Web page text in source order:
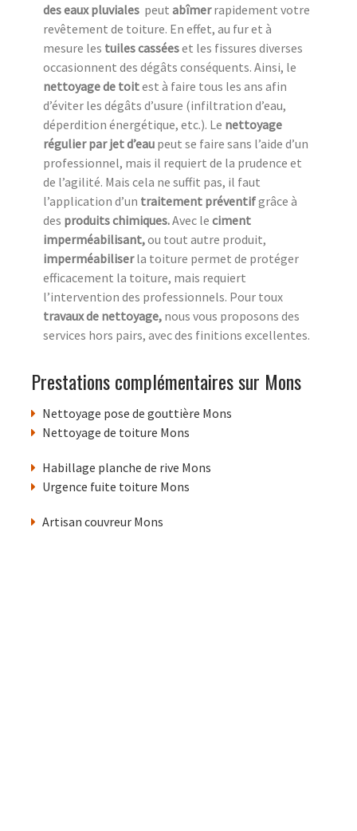
des eaux pluviales peut abîmerrapidement votre
revêtement de toiture. En effet, au fur et à
mesure les tuiles casséeset les fissures diverses
occasionnent des dégâts conséquents. Ainsi, le
nettoyage de toitest à faire tous les ans afin
d’éviter les dégâts d’usure (infiltration d’eau,
déperdition énergétique, etc.). Le nettoyage
régulier par jet d’eau peut se faire sans l’aide d’un
professionnel, mais il requiert de la prudence et
de l’agilité. Mais cela ne suffit pas, il faut
l’application d’un traitement préventifgrâce à
des produits chimiques.Avec le ciment
imperméabilisant,ou tout autre produit,
imperméabiliserla toiture permet de protéger
efficacement la toiture, mais requiert
l’intervention des professionnels. Pour toux
travaux de nettoyage, nous vous proposons des
services hors pairs, avec des finitions excellentes.
Prestations complémentaires sur Mons
Nettoyage pose de gouttière Mons
Nettoyage de toiture Mons
Habillage planche de rive Mons
Urgence fuite toiture Mons
Artisan couvreur Mons